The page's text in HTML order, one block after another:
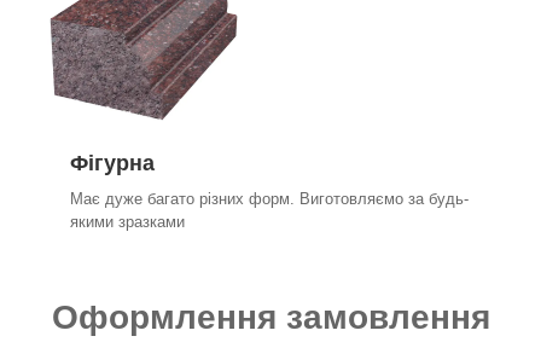
Фігурна
Має дуже багато різних форм. Виготовляємо за будь-
якими зразками
Оформлення замовлення